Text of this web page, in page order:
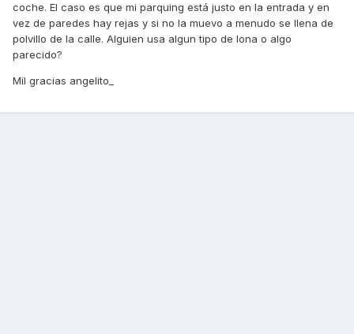
coche. El caso es que mi parquing está justo en la entrada y en
vez de paredes hay rejas y si no la muevo a menudo se llena de
polvillo de la calle. Alguien usa algun tipo de lona o algo
parecido?
Mil gracias angelito_